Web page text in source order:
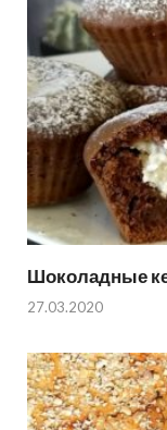
Шоколадные
27.03.2020